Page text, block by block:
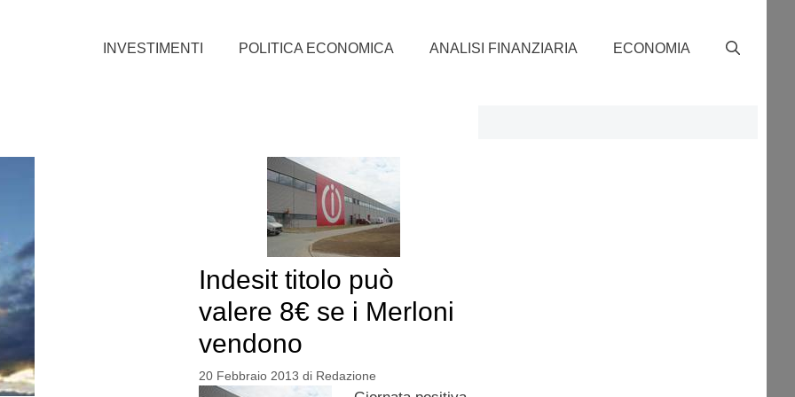
INVESTIMENTI POLITICA ECONOMICA ANALISI FINANZIARIA ECONOMIA
Indesit titolo può
valere 8€ se i Merloni
vendono
20 Febbraio 2013 di Redazione